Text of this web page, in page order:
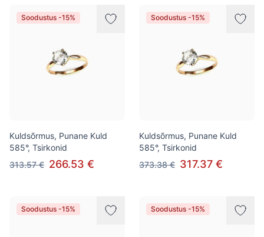
Soodustus -15%
Kuldsõrmus, Punane Kuld
585°, Tsirkonid
313.57 € 266.53 €
Soodustus -15%
Kuldsõrmus, Punane Kuld
585°, Tsirkonid
373.38 € 317.37 €
Soodustus -15% Soodustus -15%